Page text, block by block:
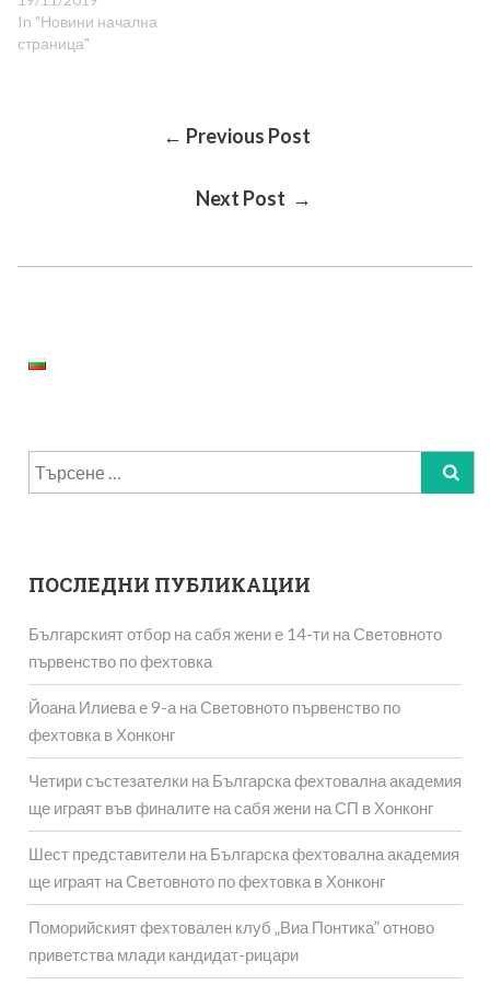
In "Новини начална
страница"
← Previous Post
Next Post →
Търсене
за:
ПОСЛЕДНИ ПУБЛИКАЦИИ
Българският отбор на сабя жени е 14-ти на Световното
първенство по фехтовка
Йоана Илиева е 9-а на Световното първенство по
фехтовка в Хонконг
Четири състезателки на Българска фехтовална академия
ще играят във финалите на сабя жени на СП в Хонконг
Шест представители на Българска фехтовална академия
ще играят на Световното по фехтовка в Хонконг
Поморийският фехтовален клуб „Виа Понтика” отново
приветства млади кандидат-рицари